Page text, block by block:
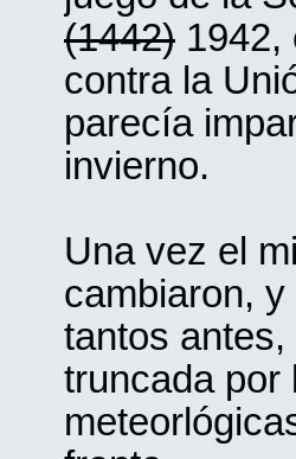
(1442) 1942,
contra la
parecía
invierno.
Una vez el
cambiaron,
tantos
truncada por